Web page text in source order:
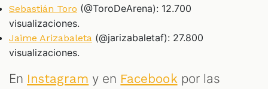
Sebastián Toro (@ToroDeArena): 12.700
visualizaciones.
Jaime Arizabaleta (@jarizabaletaf): 27.800
visualizaciones.
En Instagram y en Facebook por las